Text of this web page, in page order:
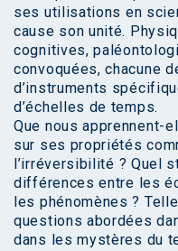
ses utilisations en
cause son unité.
cognitives,
convoquées, chacune
d’instruments
d’échelles de temps.
Que nous apprennent-
sur ses propriétés
l’irréversibilité ? Quel
différences entre les
les phénomènes ?
questions abordées
dans les mystères du